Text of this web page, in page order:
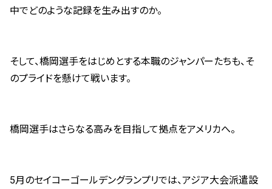
中でどのような記録を生み出すのか。
そして、橋岡選手をはじめとする本職のジャンパーたちも、そ
のプライドを懸けて戦います。
橋岡選手はさらなる高みを目指して拠点をアメリカへ。
5月のセイコーゴールデングランプリでは、アジア大会派遣設